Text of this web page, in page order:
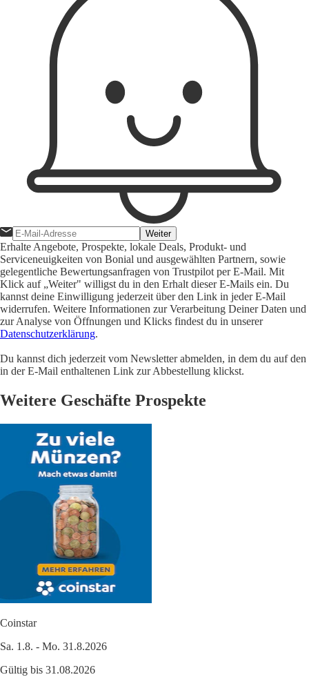
Weiter
Erhalte Angebote, Prospekte, lokale Deals, Produkt- und
Serviceneuigkeiten von Bonial und ausgewählten Partnern, sowie
gelegentliche Bewertungsanfragen von Trustpilot per E-Mail. Mit
Klick auf „Weiter" willigst du in den Erhalt dieser E-Mails ein. Du
kannst deine Einwilligung jederzeit über den Link in jeder E-Mail
widerrufen. Weitere Informationen zur Verarbeitung Deiner Daten und
zur Analyse von Öffnungen und Klicks findest du in unserer
Datenschutzerklärung.
Du kannst dich jederzeit vom Newsletter abmelden, in dem du auf den
in der E-Mail enthaltenen Link zur Abbestellung klickst.
Weitere Geschäfte Prospekte
Coinstar
Sa. 1.8. - Mo. 31.8.2026
Gültig bis 31.08.2026